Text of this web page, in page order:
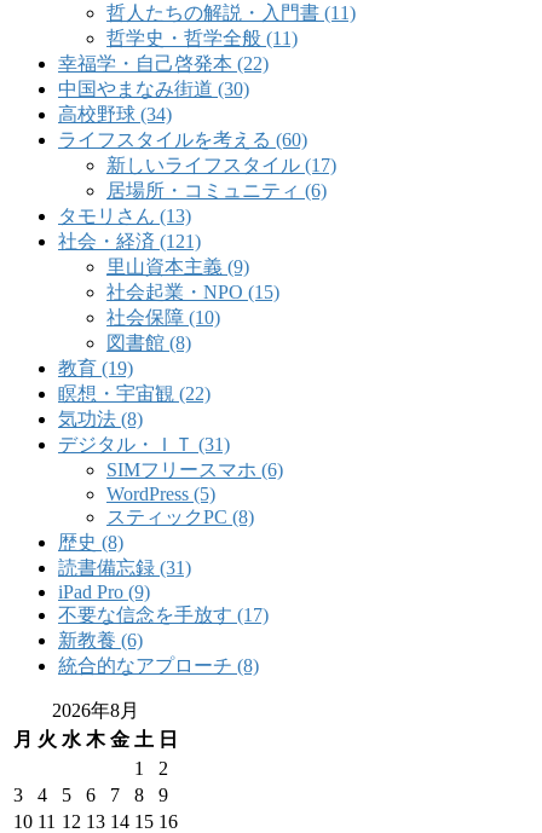
哲人たちの解説・入門書 (11)
哲学史・哲学全般 (11)
幸福学・自己啓発本 (22)
中国やまなみ街道 (30)
高校野球 (34)
ライフスタイルを考える (60)
新しいライフスタイル (17)
居場所・コミュニティ (6)
タモリさん (13)
社会・経済 (121)
里山資本主義 (9)
社会起業・NPO (15)
社会保障 (10)
図書館 (8)
教育 (19)
瞑想・宇宙観 (22)
気功法 (8)
デジタル・ＩＴ (31)
SIMフリースマホ (6)
WordPress (5)
スティックPC (8)
歴史 (8)
読書備忘録 (31)
iPad Pro (9)
不要な信念を手放す (17)
新教養 (6)
統合的なアプローチ (8)
2026年8月
月 火 水 木 金 土 日
1
2
3
4 5 6 7 8
9
10 11 12 13 14 15 16